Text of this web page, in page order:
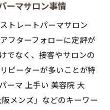
ーマサロン事情
トレートパーマサロン
フターフォローに定評が
でなく、接客やサロンの
ピーターが多いことが特
ーマ 上手い 美容院 大
メンズ」などのキーワー